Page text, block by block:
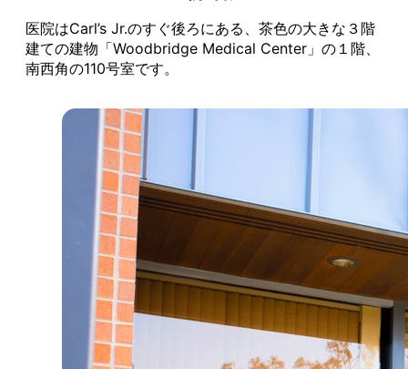
医院はCarl’s Jr.のすぐ後ろにある、茶色の大きな３階
建ての建物「Woodbridge Medical Center」の１階、
南西角の110号室です。